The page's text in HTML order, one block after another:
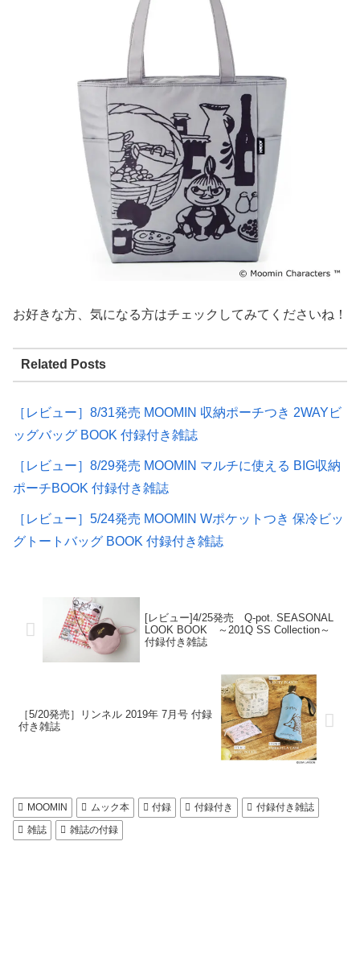
お好きな方、気になる方はチェックしてみてくださいね！
Related Posts
［レビュー］8/31発売 MOOMIN 収納ポーチつき 2WAYビ
ッグバッグ BOOK 付録付き雑誌
［レビュー］8/29発売 MOOMIN マルチに使える BIG収納
ポーチBOOK 付録付き雑誌
［レビュー］5/24発売 MOOMIN Wポケットつき 保冷ビッ
グトートバッグ BOOK 付録付き雑誌
[レビュー]4/25発売 Q-pot. SEASONAL
LOOK BOOK ～201Q SS Collection～
付録付き雑誌
［5/20発売］リンネル 2019年 7月号 付録
付き雑誌
MOOMIN ムック本 付録 付録付き
付録付き雑誌
雑誌
雑誌の付録